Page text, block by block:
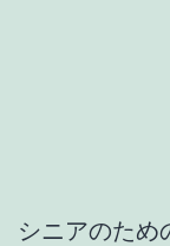
シニアのため